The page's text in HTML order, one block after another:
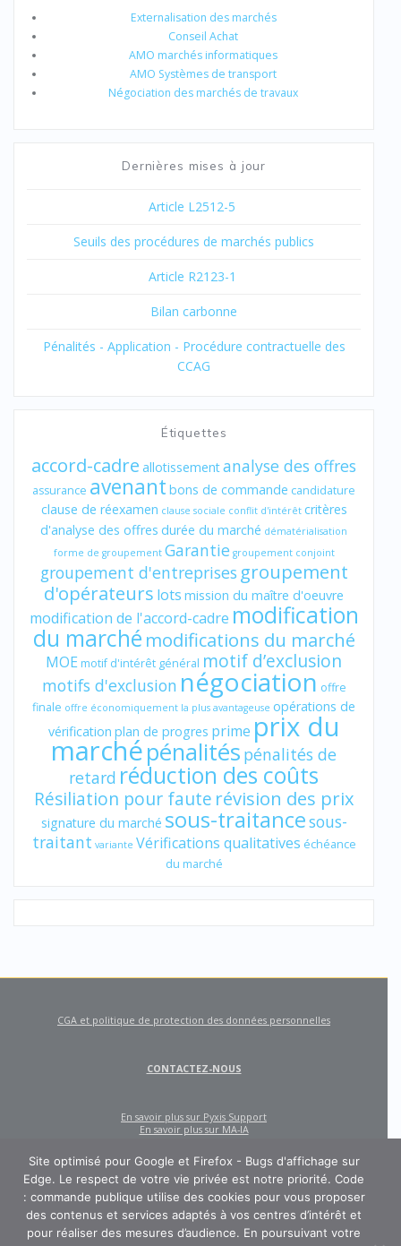
Externalisation des marchés
Conseil Achat
AMO marchés informatiques
AMO Systèmes de transport
Négociation des marchés de travaux
Dernières mises à jour
Article L2512-5
Seuils des procédures de marchés publics
Article R2123-1
Bilan carbonne
Pénalités - Application - Procédure contractuelle des
CCAG
Étiquettes
accord-cadre allotissementanalyse des offres
assurance avenant bons de commande candidature
clause de réexamen clause sociale conflit d'intérêt critères
d'analyse des offres durée du marché dématérialisation
forme de groupement Garantie groupement conjoint
groupement d'entreprises groupement
d'opérateurs lots mission du maître d'oeuvre
modification de l'accord-cadre modification
du marché modifications du marché
MOE motif d'intérêt général motif d’exclusion
motifs d'exclusion négociation offre
finale offre économiquement la plus avantageuse opérations de
vérification plan de progres prime prix du
marchépénalités pénalités de
retard réduction des coûts
Résiliation pour faute révision des prix
signature du marché sous-traitancesous-
traitant variante Vérifications qualitatives échéance
du marché
CGA et politique de protection des données personnelles
CONTACTEZ-NOUS
En savoir plus sur Pyxis Support
En savoir plus sur MA-IA
Site optimisé pour Google et Firefox - Bugs d'affichage sur
Edge. Le respect de votre vie privée est notre priorité. Code
: commande publique utilise des cookies pour vous proposer
des contenus et services adaptés à vos centres d’intérêt et
pour réaliser des mesures d’audience. En poursuivant votre